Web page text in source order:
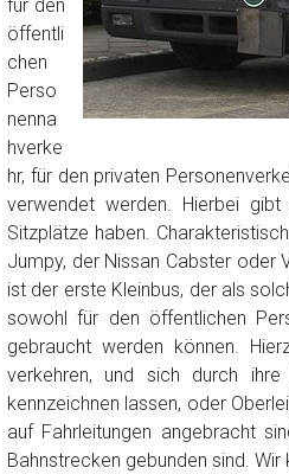
für den
öffentli
chen
Perso
nenna
hverke
hr, für den privaten
verwendet werden. Hierbei
Sitzplätze haben.
Jumpy, der Nissan Cabster oder
ist der erste Kleinbus, der als
sowohl für den öffentlichen
gebraucht werden können.
verkehren, und sich durch
kennzeichnen lassen, oder
auf Fahrleitungen angebracht
Bahnstrecken gebunden sind.